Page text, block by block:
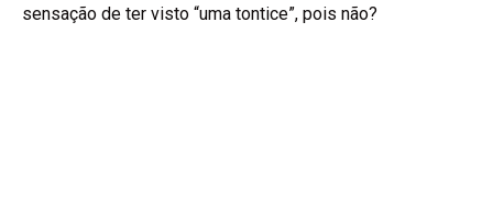
sensação de ter visto “uma tontice”, pois não?